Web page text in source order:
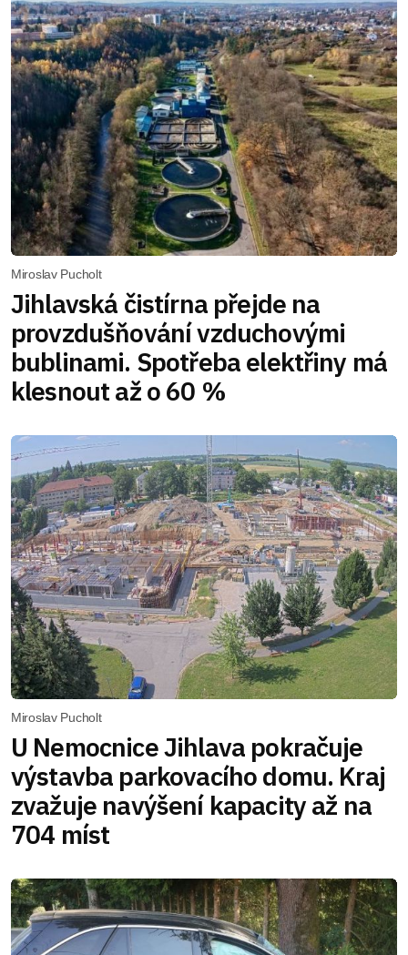
Miroslav Pucholt
Jihlavská čistírna přejde na
provzdušňování vzduchovými
bublinami. Spotřeba elektřiny má
klesnout až o 60 %
Miroslav Pucholt
U Nemocnice Jihlava pokračuje
výstavba parkovacího domu. Kraj
zvažuje navýšení kapacity až na
704 míst